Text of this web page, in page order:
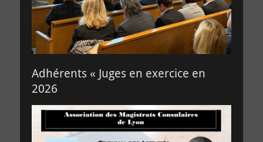
Adhérents « Juges en exercice en
2026